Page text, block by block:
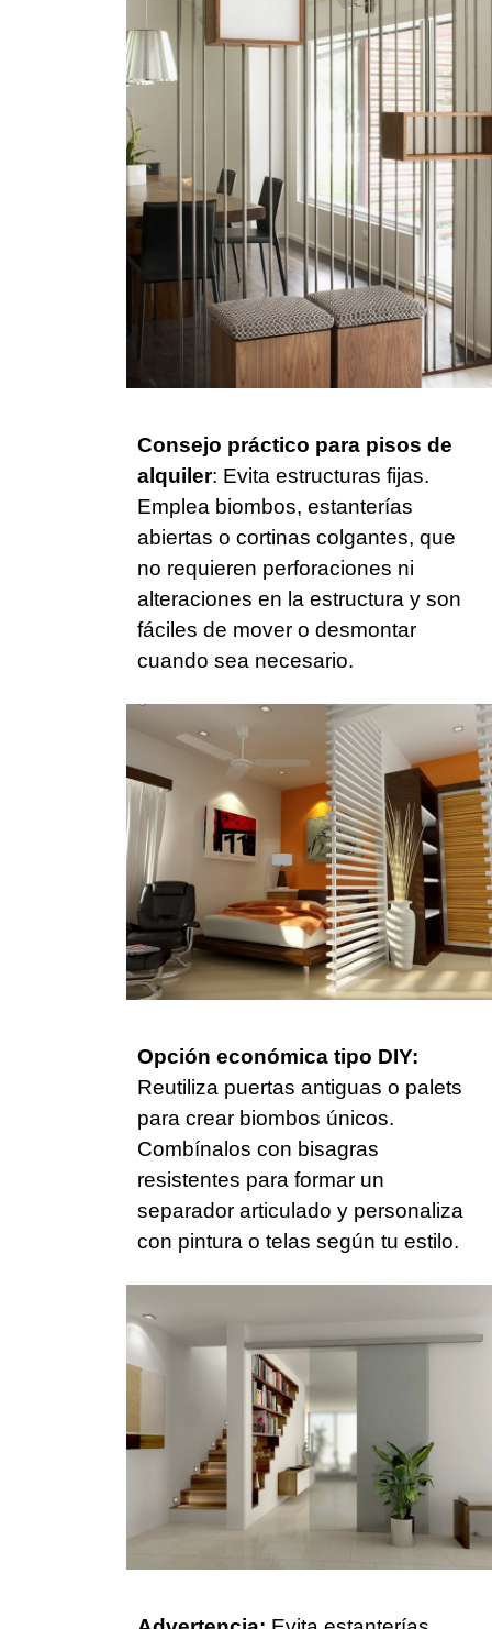
Consejo práctico para pisos de
alquiler: Evita estructuras fijas.
Emplea biombos, estanterías
abiertas o cortinas colgantes, que
no requieren perforaciones ni
alteraciones en la estructura y son
fáciles de mover o desmontar
cuando sea necesario.
Opción económica tipo DIY:
Reutiliza puertas antiguas o palets
para crear biombos únicos.
Combínalos con bisagras
resistentes para formar un
separador articulado y personaliza
con pintura o telas según tu estilo.